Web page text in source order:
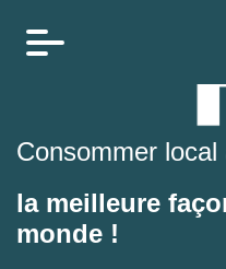
Consommer
la meilleure
monde !